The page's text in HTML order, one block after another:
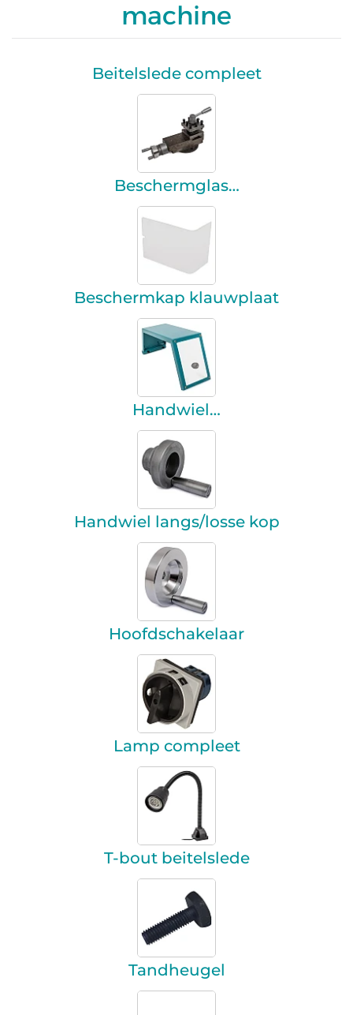
machine
Beitelslede compleet
Beschermglas…
Beschermkap klauwplaat
Handwiel…
Handwiel langs/losse kop
Hoofdschakelaar
Lamp compleet
T-bout beitelslede
Tandheugel